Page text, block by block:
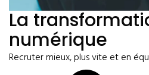
La
numérique
Recruter mieux, plus vite et en